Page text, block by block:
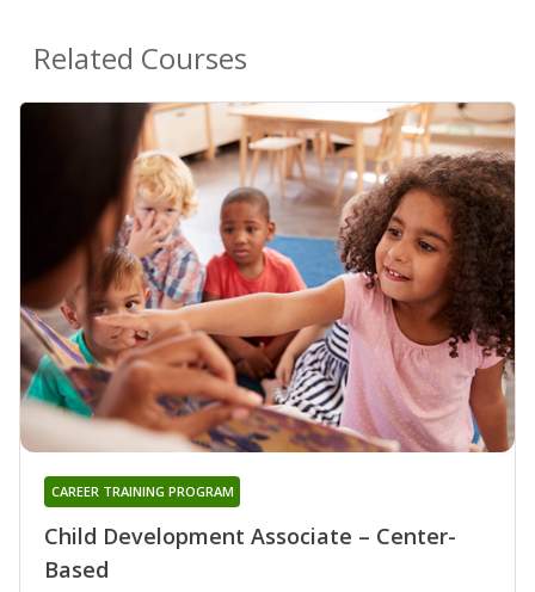
Related Courses
Child Development Associate – Center-
Based
CAREER TRAINING PROGRAM